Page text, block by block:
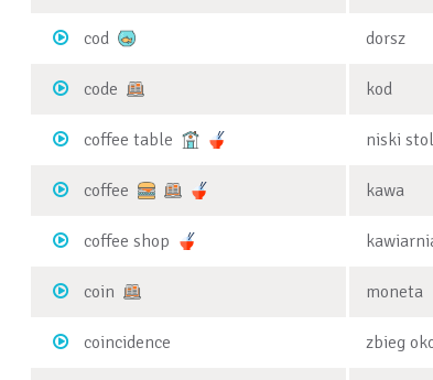
cod dorsz
code kod
coffee table niski
coffee kawa
coffee shop
coin moneta
coincidence zbieg